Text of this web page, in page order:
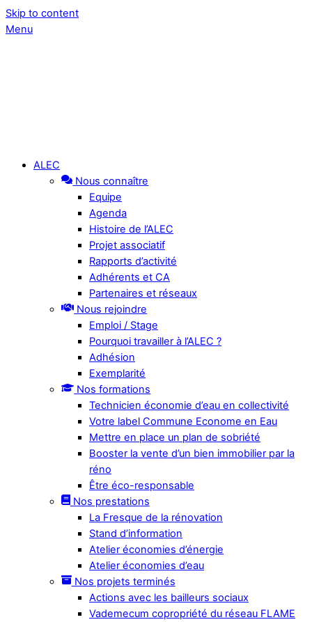
Skip to content
Menu
ALEC
Nous connaître
Equipe
Agenda
Histoire de l’ALEC
Projet associatif
Rapports d’activité
Adhérents et CA
Partenaires et réseaux
Nous rejoindre
Emploi / Stage
Pourquoi travailler à l’ALEC ?
Adhésion
Exemplarité
Nos formations
Technicien économie d’eau en collectivité
Votre label Commune Econome en Eau
Mettre en place un plan de sobriété
Booster la vente d’un bien immobilier par la
réno
Être éco-responsable
Nos prestations
La Fresque de la rénovation
Stand d’information
Atelier économies d’énergie
Atelier économies d’eau
Nos projets terminés
Actions avec les bailleurs sociaux
Vademecum copropriété du réseau FLAME